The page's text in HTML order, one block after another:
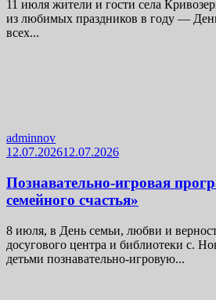
11 июля жители и гости села
из любимых праздников в году —
всех...
adminnov
12.07.202612.07.2026
Познавательно-игровая
семейного счастья»
8 июля, в День семьи, любви и
досугового центра и библиотеки с.
детьми познавательно-игровую...